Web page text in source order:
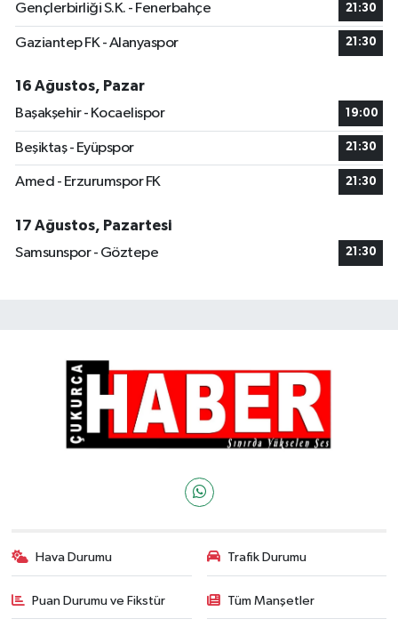
Gençlerbirliği S.K. - Fenerbahçe 21:30
Gaziantep FK - Alanyaspor 21:30
16 Ağustos, Pazar
Başakşehir - Kocaelispor
19:00
Beşiktaş - Eyüpspor 21:30
Amed - Erzurumspor FK 21:30
17 Ağustos, Pazartesi
Samsunspor - Göztepe
21:30
Hava Durumu Trafik Durumu
Puan Durumu ve Fikstür Tüm Manşetler